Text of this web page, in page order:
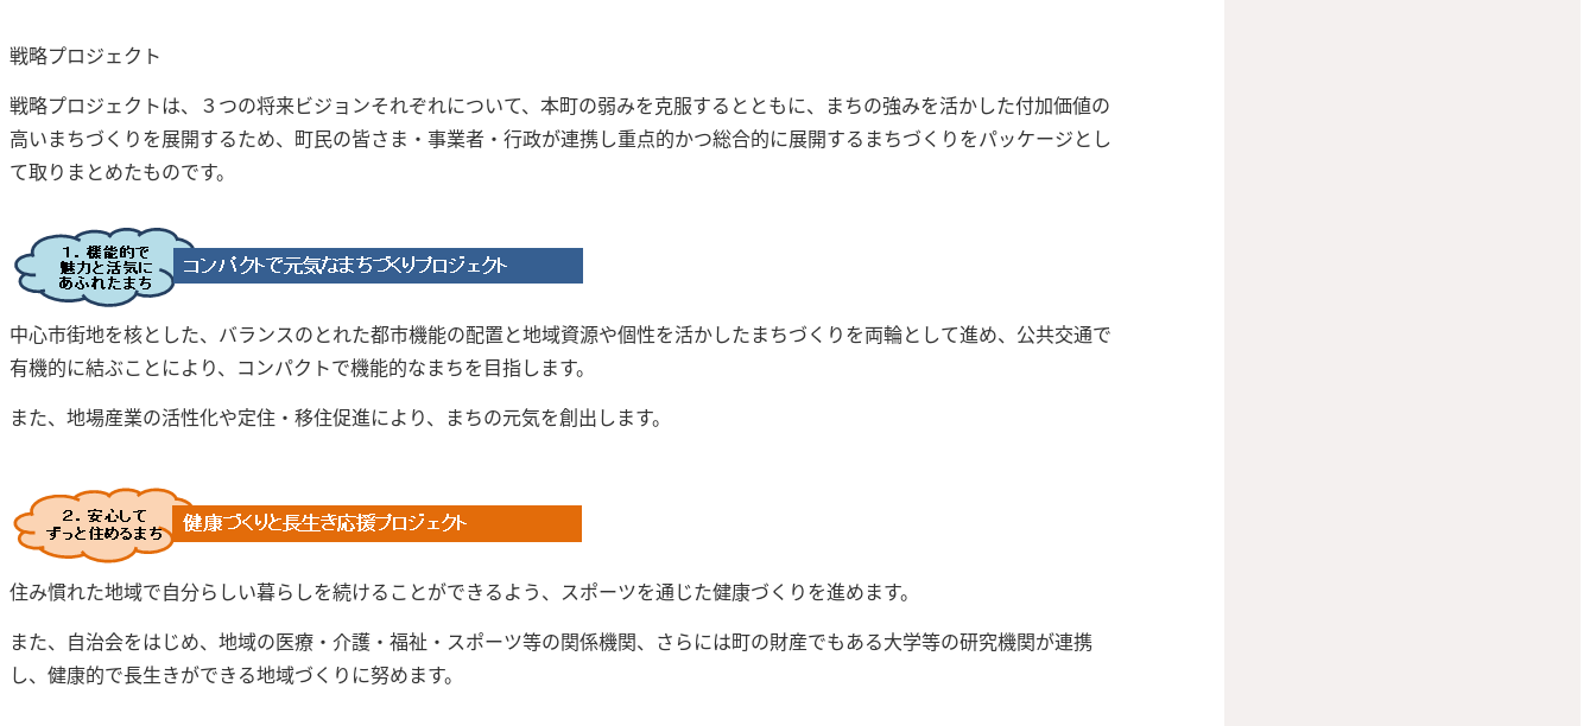
戦略プロジェクト
戦略プロジェクトは、３つの将来ビジョンそれぞれについて、本町の弱みを克服するとともに、まちの強みを活かした付加価値の
高いまちづくりを展開するため、町民の皆さま・事業者・行政が連携し重点的かつ総合的に展開するまちづくりをパッケージとし
て取りまとめたものです。
中心市街地を核とした、バランスのとれた都市機能の配置と地域資源や個性を活かしたまちづくりを両輪として進め、公共交通で
有機的に結ぶことにより、コンパクトで機能的なまちを目指します。
また、地場産業の活性化や定住・移住促進により、まちの元気を創出します。
住み慣れた地域で自分らしい暮らしを続けることができるよう、スポーツを通じた健康づくりを進めます。
また、自治会をはじめ、地域の医療・介護・福祉・スポーツ等の関係機関、さらには町の財産でもある大学等の研究機関が連携
し、健康的で長生きができる地域づくりに努めます。